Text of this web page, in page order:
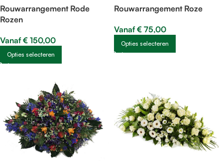
Rouwarrangement Rode
Rozen
Vanaf€ 150,00
Opties selecteren
Rouwarrangement Roze
Vanaf€ 75,00
Opties selecteren